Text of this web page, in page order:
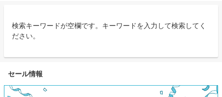
検索キーワードが空欄です。キーワードを入力して検索してく
ださい。
セール情報